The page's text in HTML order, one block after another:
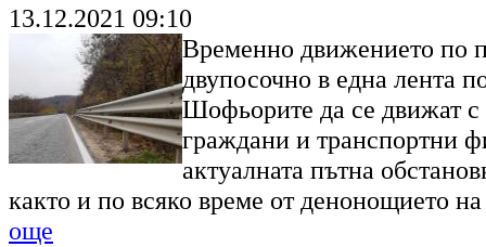
13.12.2021 09:10
Временно движението по
двупосочно в една лента
Шофьорите да се движат
граждани и транспортни
актуалната пътна
както и по всяко време от денонощието
още